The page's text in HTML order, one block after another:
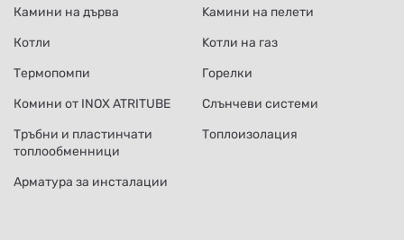
Камини на дърва
Kамини на пелети
Котли
Kотли на газ
Термопомпи
Горелки
Комини от INOX ATRITUBE
Слънчеви системи
Тръбни и пластинчати
топлообменници
Топлоизолация
Арматура за инсталации